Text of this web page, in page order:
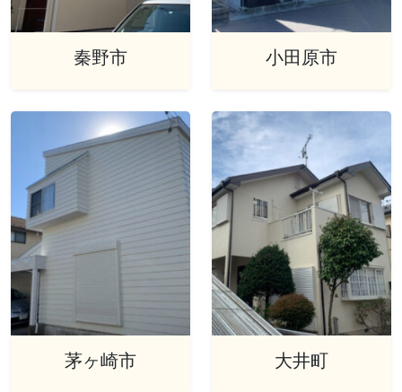
秦野市 小田原市
茅ヶ崎市 大井町